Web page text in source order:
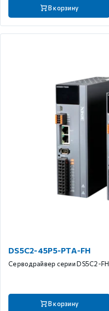
В корзину
DS5C2-45P5-PTA-FH
Серводрайвер серии DS5C2-FH
В корзину